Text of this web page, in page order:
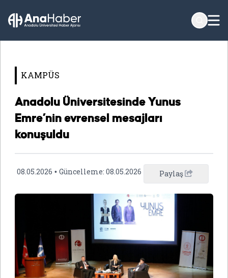
KAMPÜS
Anadolu Üniversitesinde Yunus
Emre’nin evrensel mesajları
konuşuldu
08.05.2026 • Güncelleme: 08.05.2026 Paylaş